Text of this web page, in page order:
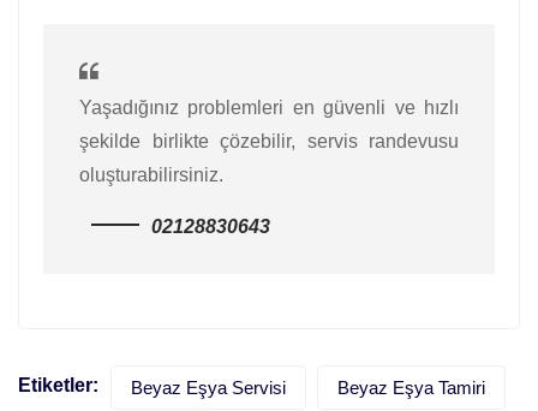
Yaşadığınız problemleri en güvenli ve hızlı
şekilde birlikte çözebilir, servis randevusu
oluşturabilirsiniz.
02128830643
Etiketler: Beyaz Eşya Servisi Beyaz Eşya Tamiri